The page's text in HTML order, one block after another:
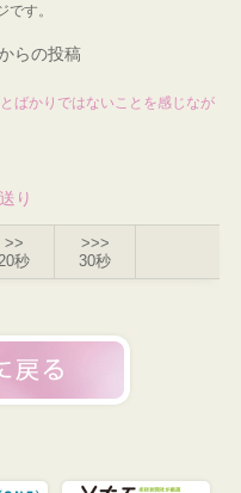
す。
らの投稿
ばかりではないことを感じなが
り
>>
20秒
>>>
30秒